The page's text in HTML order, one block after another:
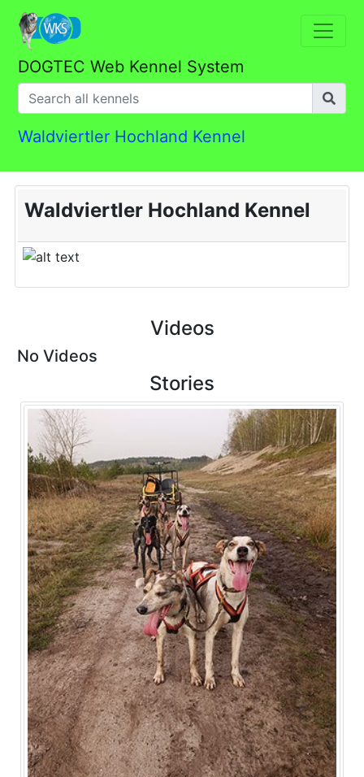
DOGTEC Web Kennel System
Waldviertler Hochland Kennel
Waldviertler Hochland Kennel
Videos
No Videos
Stories